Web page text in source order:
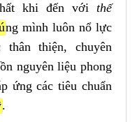
khi đến vớithế
ng mình luôn nổ lực
thiện, chuyên
nguyên liệu phong
ứng các tiêu chuẩn
.